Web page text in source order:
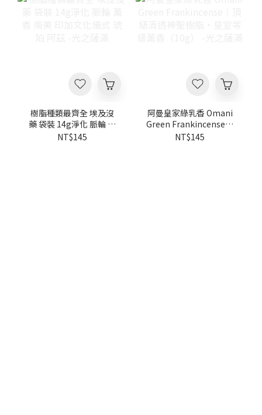
樹脂種類最齊全 埃及沒
藥 袋裝 14g淨化 脈輪 薰
香 南美 印加文化儀式 琥
NT$145
阿曼皇家綠乳香 Omani
Green Frankincense｜
頂級清透神聖樹脂・皇室
NT$145